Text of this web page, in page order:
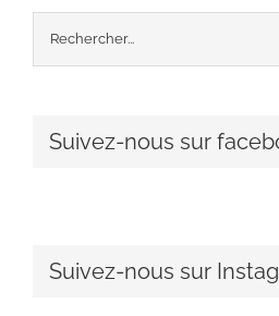
Rechercher:
Suivez-nous sur
Suivez-nous sur